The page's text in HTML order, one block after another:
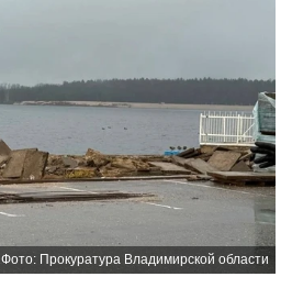
Фото: Прокуратура Владимирской области